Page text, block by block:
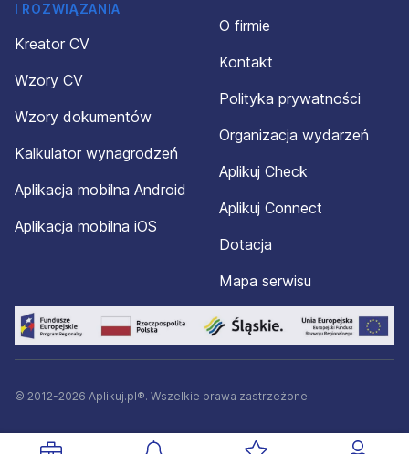
I ROZWIĄZANIA
Kreator CV
Wzory CV
Wzory dokumentów
Kalkulator wynagrodzeń
Aplikacja mobilna Android
Aplikacja mobilna iOS
O firmie
Kontakt
Polityka prywatności
Organizacja wydarzeń
Aplikuj Check
Aplikuj Connect
Dotacja
Mapa serwisu
© 2012-2026 Aplikuj.pl®. Wszelkie prawa zastrzeżone.